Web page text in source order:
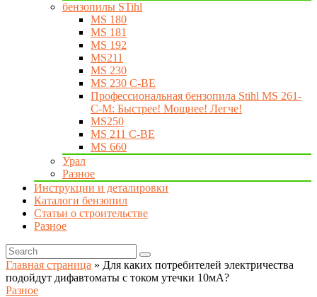
бензопилы STihl
MS 180
MS 181
MS 192
MS211
MS 230
MS 230 C-BE
Профессиональная бензопила Stihl MS 261-
C-M: Быстрее! Мощнее! Легче!
MS250
MS 211 C-BE
MS 660
Урал
Разное
Инструкции и деталировки
Каталоги бензопил
Статьи о строительстве
Разное
Главная страница » Для каких потребителей электричества
подойдут дифавтоматы с током утечки 10мА?
Разное